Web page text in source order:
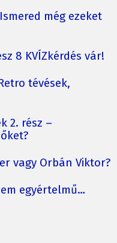
még ezeket
8 KVÍZkérdés vár!
tévések,
2. rész –
vagy Orbán Viktor?
egyértelmű…